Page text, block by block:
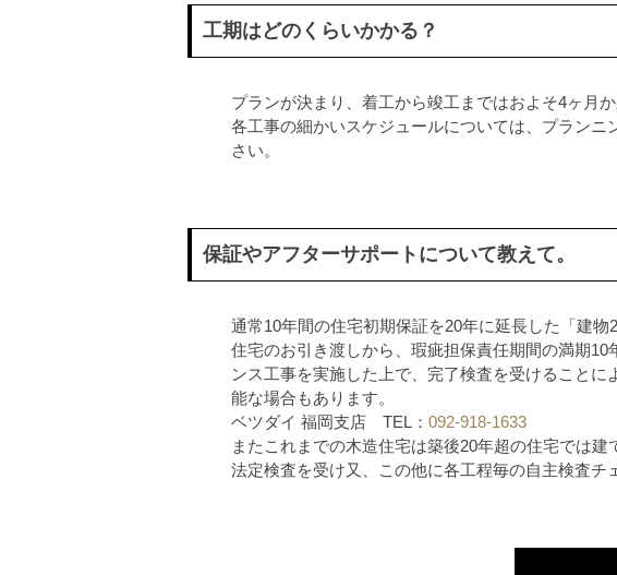
工期はどのくらいかかる？
プランが決まり、着工から竣工まではおよそ4ヶ月か
各工事の細かいスケジュールについては、プラン
さい。
保証やアフターサポートについて教えて。
通常10年間の住宅初期保証を20年に延長した「建
住宅のお引き渡しから、瑕疵担保責任期間の満期
ンス工事を実施した上で、完了検査を受けること
能な場合もあります。
ベツダイ 福岡支店 TEL： 092-918-1633
またこれまでの木造住宅は築後20年超の住宅では
法定検査を受け又、この他に各工程毎の自主検査チ